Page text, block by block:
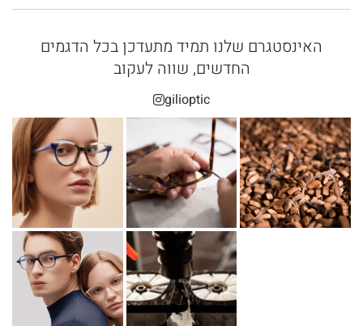
האינסטגרם שלנו תמיד מתעדכן בכל הדגמים
החדשים, שווה לעקוב
gilioptic